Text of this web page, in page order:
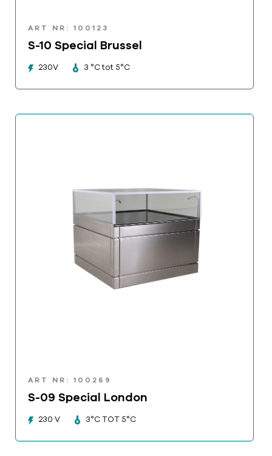
ART NR: 100123
S-10 Special Brussel
230V 3 °C tot 5°C
ART NR: 100269
S-09 Special London
230 V 3°C TOT 5°C